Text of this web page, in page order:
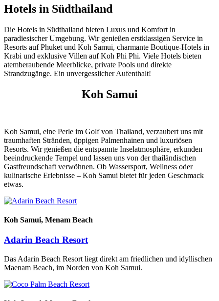
Hotels in Südthailand
Die Hotels in Südthailand bieten Luxus und Komfort in
paradiesischer Umgebung. Wir genießen erstklassigen Service in
Resorts auf Phuket und Koh Samui, charmante Boutique-Hotels in
Krabi und exklusive Villen auf Koh Phi Phi. Viele Hotels bieten
atemberaubende Meerblicke, private Pools und direkte
Strandzugänge. Ein unvergesslicher Aufenthalt!
Koh Samui
Koh Samui, eine Perle im Golf von Thailand, verzaubert uns mit
traumhaften Stränden, üppigen Palmenhainen und luxuriösen
Resorts. Wir genießen die entspannte Inselatmosphäre, erkunden
beeindruckende Tempel und lassen uns von der thailändischen
Gastfreundschaft verwöhnen. Ob Wassersport, Wellness oder
kulinarische Erlebnisse – Koh Samui bietet für jeden Geschmack
etwas.
Koh Samui, Menam Beach
Adarin Beach Resort
Das Adarin Beach Resort liegt direkt am friedlichen und idyllischen
Maenam Beach, im Norden von Koh Samui.